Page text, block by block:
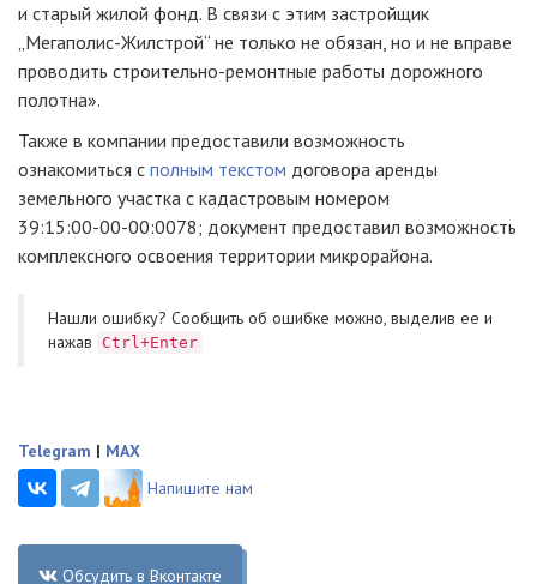
и старый жилой фонд. В связи с этим застройщик
„Мегаполис-Жилстрой“ не только не обязан, но и не вправе
проводить строительно-ремонтные работы дорожного
полотна».
Также в компании предоставили возможность
ознакомиться с полным текстом договора аренды
земельного участка с кадастровым номером
39:15:00-00-00:0078; документ предоставил возможность
комплексного освоения территории микрорайона.
Нашли ошибку? Cообщить об ошибке можно, выделив ее и
нажав
Ctrl+Enter
Telegram | MAX
Напишите нам
Обсудить в Вконтакте